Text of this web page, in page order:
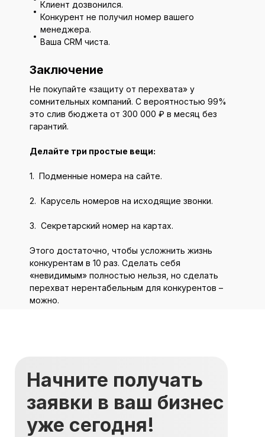
Клиент дозвонился.
Конкурент не получил номер вашего
менеджера.
Ваша CRM чиста.
Заключение
Не покупайте «защиту от перехвата» у
сомнительных компаний. С вероятностью 99%
это слив бюджета от 300 000 ₽ в месяц без
гарантий.
Делайте три простые вещи:
1. Подменные номера на сайте.
2. Карусель номеров на исходящие звонки.
3. Секретарский номер на картах.
Этого достаточно, чтобы усложнить жизнь
конкурентам в 10 раз. Сделать себя
«невидимым» полностью нельзя, но сделать
перехват нерентабельным для конкурентов –
можно.
Начните получать
заявки в ваш бизнес
уже сегодня!